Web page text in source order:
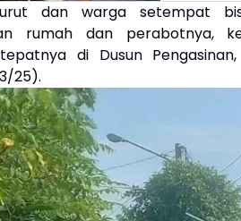
dan warga setempat
rumah dan perabotnya,
di Dusun
25).